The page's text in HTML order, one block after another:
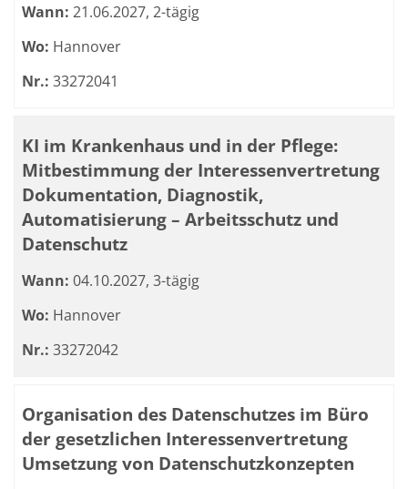
Wann: 21.06.2027, 2-tägig
Wo: Hannover
Nr.: 33272041
KI im Krankenhaus und in der Pflege:
Mitbestimmung der Interessenvertretung
Dokumentation, Diagnostik,
Automatisierung – Arbeitsschutz und
Datenschutz
Wann: 04.10.2027, 3-tägig
Wo: Hannover
Nr.: 33272042
Organisation des Datenschutzes im Büro
der gesetzlichen Interessenvertretung
Umsetzung von Datenschutzkonzepten